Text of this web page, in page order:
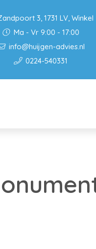
3, 1731 LV, Winkel
Ma - Vr 9:00 - 17:00
info@huijgen-advies.nl
0224-540331